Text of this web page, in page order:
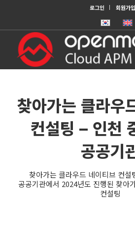
로그인 회원가입
찾아가는 클라우
컨설팅 – 인천
공공기
찾아가는 클라우드 네이티브 컨설
공공기관에서 2024년도 진행된 찾아
컨설팅